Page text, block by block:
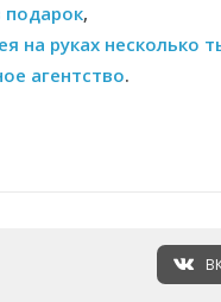
,
на руках несколько
агентство.